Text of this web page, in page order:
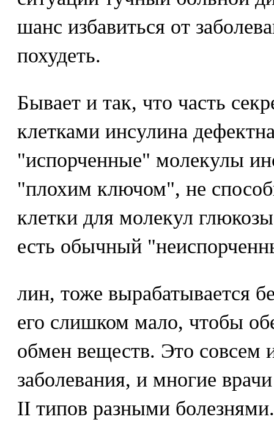
шанс избавиться от
похудеть.
Бывает и так, что часть
клетками инсулина
"испорченные" молекулы
"плохим ключом", не
клетки для молекул
есть обычный
лин, тоже вырабатывается
его слишком мало, чтобы
обмен веществ. Это совсем
заболевания, и многие
II типов разными